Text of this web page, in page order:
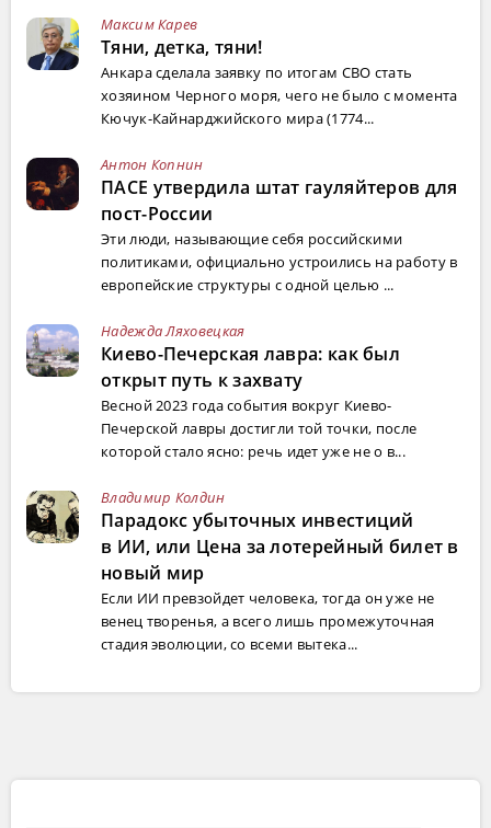
Максим Карев
Тяни, детка, тяни!
Анкара сделала заявку по итогам СВО стать
хозяином Черного моря, чего не было с момента
Кючук-Кайнарджийского мира (1774...
Антон Копнин
ПАСЕ утвердила штат гауляйтеров для
пост-России
Эти люди, называющие себя российскими
политиками, официально устроились на работу в
европейские структуры с одной целью ...
Надежда Ляховецкая
Киево-Печерская лавра: как был
открыт путь к захвату
Весной 2023 года события вокруг Киево-
Печерской лавры достигли той точки, после
которой стало ясно: речь идет уже не о в...
Владимир Колдин
Парадокс убыточных инвестиций
в ИИ, или Цена за лотерейный билет в
новый мир
Если ИИ превзойдет человека, тогда он уже не
венец творенья, а всего лишь промежуточная
стадия эволюции, со всеми вытека...